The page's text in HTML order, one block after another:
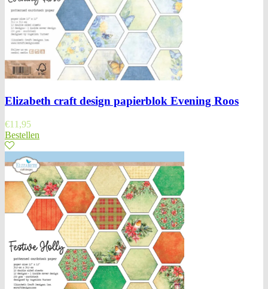
Elizabeth craft design papierblok Evening Roos
€11,95
Bestellen